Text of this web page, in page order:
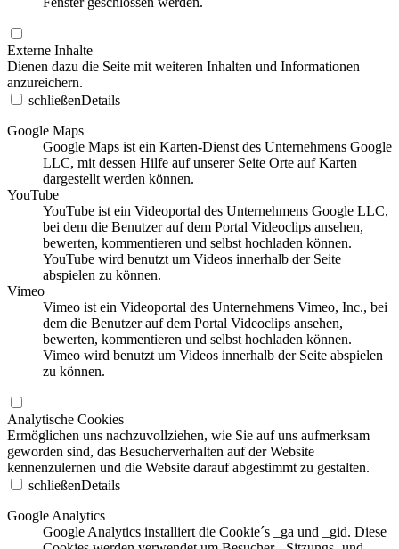
Externe Inhalte
Dienen dazu die Seite mit weiteren Inhalten und Informationen
anzureichern.
schließenDetails
Google Maps
Google Maps ist ein Karten-Dienst des Unternehmens Google
LLC, mit dessen Hilfe auf unserer Seite Orte auf Karten
dargestellt werden können.
YouTube
YouTube ist ein Videoportal des Unternehmens Google LLC,
bei dem die Benutzer auf dem Portal Videoclips ansehen,
bewerten, kommentieren und selbst hochladen können.
YouTube wird benutzt um Videos innerhalb der Seite
abspielen zu können.
Vimeo
Vimeo ist ein Videoportal des Unternehmens Vimeo, Inc., bei
dem die Benutzer auf dem Portal Videoclips ansehen,
bewerten, kommentieren und selbst hochladen können.
Vimeo wird benutzt um Videos innerhalb der Seite abspielen
zu können.
Analytische Cookies
Ermöglichen uns nachzuvollziehen, wie Sie auf uns aufmerksam
geworden sind, das Besucherverhalten auf der Website
kennenzulernen und die Website darauf abgestimmt zu gestalten.
schließenDetails
Google Analytics
Google Analytics installiert die Cookie´s _ga und _gid. Diese